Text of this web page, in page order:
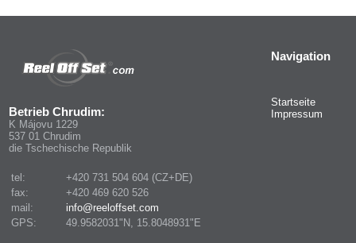
Betrieb Chrudim:
K Májovu 1229
537 01 Chrudim
die Tschechische Republik
tel:
+420 731 504 604 (CZ+DE)
fax:
+420 469 620 526
mail:
info@reeloffset.com
GPS:
49.9582031"N, 15.8048931"E
Navigation
Startseite
Impressum